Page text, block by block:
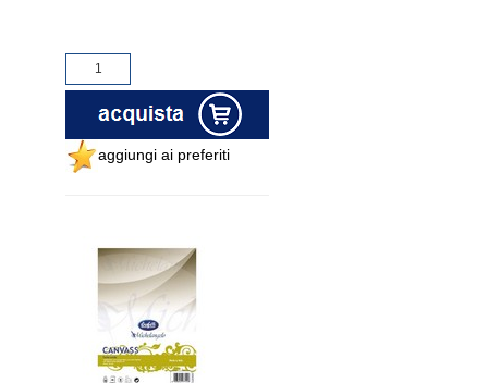
aggiungi ai preferiti